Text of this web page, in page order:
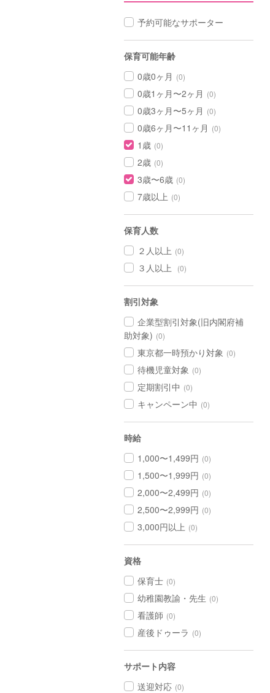
予約可能なサポーター
保育可能年齢
0歳0ヶ月 (0)
0歳1ヶ月〜2ヶ月 (0)
0歳3ヶ月〜5ヶ月 (0)
0歳6ヶ月〜11ヶ月 (0)
1歳 (0)
2歳 (0)
3歳〜6歳 (0)
7歳以上 (0)
保育人数
２人以上 (0)
３人以上 (0)
割引対象
企業型割引対象(旧内閣府補
助対象) (0)
東京都一時預かり対象 (0)
待機児童対象 (0)
定期割引中 (0)
キャンペーン中 (0)
時給
1,000〜1,499円 (0)
1,500〜1,999円 (0)
2,000〜2,499円 (0)
2,500〜2,999円 (0)
3,000円以上 (0)
資格
保育士 (0)
幼稚園教諭・先生 (0)
看護師 (0)
産後ドゥーラ (0)
サポート内容
送迎対応 (0)